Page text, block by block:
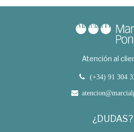
Atención al
(+34) 91 304
¿DUDAS?